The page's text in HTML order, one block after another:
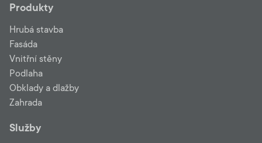
Produkty
Hrubá stavba
Fasáda
Vnitřní stěny
Podlaha
Obklady a dlažby
Zahrada
Služby